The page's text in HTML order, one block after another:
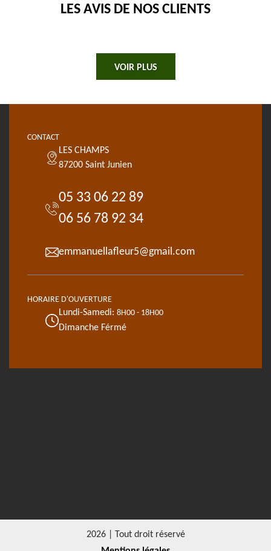
LES AVIS DE NOS CLIENTS
VOIR PLUS
CONTACT
LES CHAMPS
87200 Saint Junien
05 33 06 22 89
06 56 78 92 34
emmanuellafleur5@gmail.com
HORAIRE D'OUVERTURE
Lundi-Samedi: 8H00 - 18H00
Dimanche Férmé
2026 | Tout droit réservé